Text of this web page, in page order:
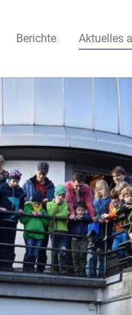
Berichte Aktuelles